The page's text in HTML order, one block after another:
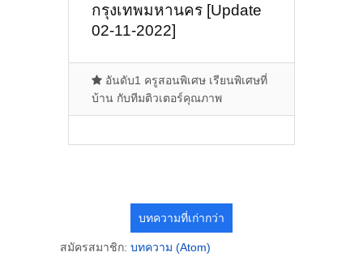
กรุงเทพมหานคร [Update
02-11-2022]
อันดับ1 ครูสอนพิเศษ เรียนพิเศษที่
บ้าน กับทีมติวเตอร์คุณภาพ
บทความที่เก่ากว่า
สมัครสมาชิก: บทความ (Atom)